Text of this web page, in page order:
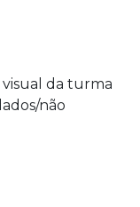
da turma
não